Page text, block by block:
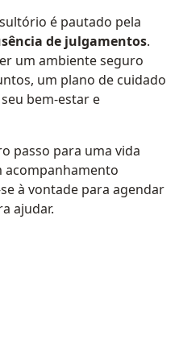
é pautado pela
de julgamentos.
um ambiente seguro
um plano de cuidado
bem-estar e
passo para uma vida
acompanhamento
à vontade para agendar
ajudar.